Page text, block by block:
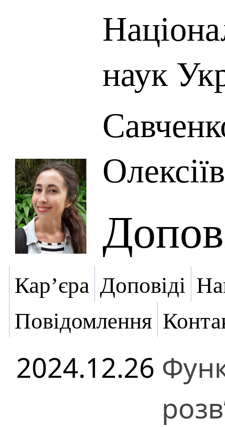
наук
Кар’єра Доповіді
Повідомлення
2024.12.26